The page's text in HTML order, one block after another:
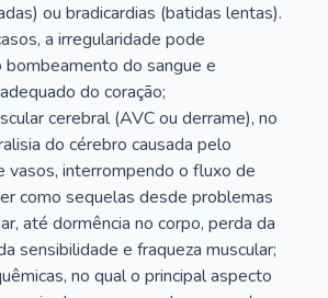
ou bradicardias (batidas lentas).
a irregularidade pode
do sangue e
do coração;
cerebral (AVC ou derrame), no
do cérebro causada pelo
vasos, interrompendo o fluxo de
como sequelas desde problemas
até dormência no corpo, perda da
sensibilidade e fraqueza muscular;
no qual o principal aspecto